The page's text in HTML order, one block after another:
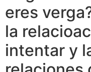
eres
la
intentar y